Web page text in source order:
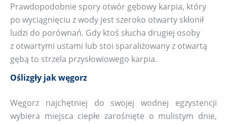
Prawdopodobnie spory otwór gębowy karpia, który
po wyciągnięciu z wody jest szeroko otwarty skłonił
ludzi do porównań. Gdy ktoś słucha drugiej osoby
z otwartymi ustami lub stoi sparaliżowany z otwartą
gębą to strzela przysłowiowego karpia.
Oślizgły jak węgorz
Węgorz najchętniej do swojej wodnej egzystencji
wybiera miejsca ciepłe zarośnięte o mulistym dnie,